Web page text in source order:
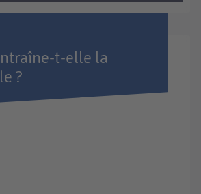
t-elle la
?